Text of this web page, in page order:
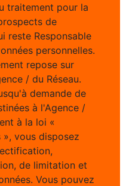
traitement pour la
de
reste Responsable
personnelles.
repose sur
/ du Réseau.
demande de
à l'Agence /
à la loi «
vous disposez
de limitation et
Vous pouvez